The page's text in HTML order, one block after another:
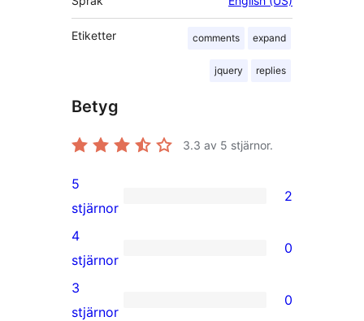
Etiketter comments expand
jquery replies
Betyg
3.3 av 5 stjärnor.
2
5-
stjärniga
recensioner
5
stjärnor
2
0
4-
stjärniga
4
stjärnor
0
0
3
stjärnor
0